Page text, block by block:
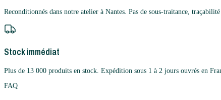
Reconditionnés dans notre atelier à Nantes. Pas de sous-traitance,
Stock immédiat
Plus de 13 000 produits en stock. Expédition sous 1 à 2 jours ouvrés en
FAQ